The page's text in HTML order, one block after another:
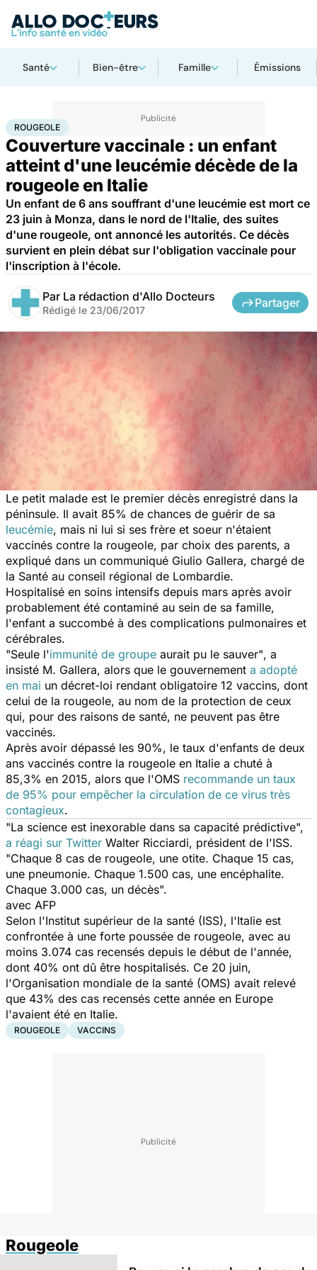
Santé Bien-être Famille Émissions
AccueilSanté Médicaments Rougeole
ROUGEOLE
Couverture vaccinale : un enfant
atteint d'une leucémie décède de la
rougeole en Italie
Un enfant de 6 ans souffrant d'une leucémie est mort ce
23 juin à Monza, dans le nord de l'Italie, des suites
d'une rougeole, ont annoncé les autorités. Ce décès
survient en plein débat sur l'obligation vaccinale pour
l'inscription à l'école.
Par La rédaction d'Allo Docteurs
Rédigé le 23/06/2017
Partager
Le petit malade est le premier décès enregistré dans la
péninsule. Il avait 85% de chances de guérir de sa
leucémie, mais ni lui si ses frère et soeur n'étaient
vaccinés contre la rougeole, par choix des parents, a
expliqué dans un communiqué Giulio Gallera, chargé de
la Santé au conseil régional de Lombardie.
Hospitalisé en soins intensifs depuis mars après avoir
probablement été contaminé au sein de sa famille,
l'enfant a succombé à des complications pulmonaires et
cérébrales.
"Seule l'immunité de groupe aurait pu le sauver", a
insisté M. Gallera, alors que le gouvernement a adopté
en mai un décret-loi rendant obligatoire 12 vaccins, dont
celui de la rougeole, au nom de la protection de ceux
qui, pour des raisons de santé, ne peuvent pas être
vaccinés.
Après avoir dépassé les 90%, le taux d'enfants de deux
ans vaccinés contre la rougeole en Italie a chuté à
85,3% en 2015, alors que l'OMS recommande un taux
de 95% pour empêcher la circulation de ce virus très
contagieux.
"La science est inexorable dans sa capacité prédictive",
a réagi sur Twitter Walter Ricciardi, président de l'ISS.
"Chaque 8 cas de rougeole, une otite. Chaque 15 cas,
une pneumonie. Chaque 1.500 cas, une encéphalite.
Chaque 3.000 cas, un décès".
avec AFP
Selon l'Institut supérieur de la santé (ISS), l'Italie est
confrontée à une forte poussée de rougeole, avec au
moins 3.074 cas recensés depuis le début de l'année,
dont 40% ont dû être hospitalisés. Ce 20 juin,
l'Organisation mondiale de la santé (OMS) avait relevé
que 43% des cas recensés cette année en Europe
l'avaient été en Italie.
ROUGEOLE VACCINS
Rougeole